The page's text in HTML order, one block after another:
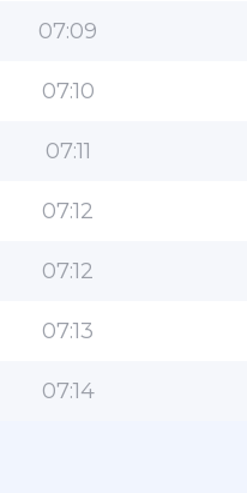
07:09
07:10
07:11
07:12
07:12
07:13
07:14
، مع ميزات سهلة